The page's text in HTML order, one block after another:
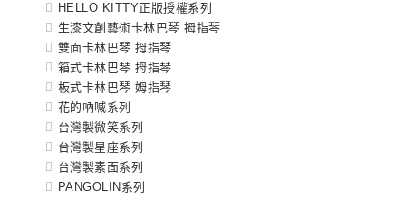
HELLO KITTY正版授權系列
生漆文創藝術卡林巴琴 拇指琴
雙面卡林巴琴 拇指琴
箱式卡林巴琴 拇指琴
板式卡林巴琴 姆指琴
花的吶喊系列
台灣製微笑系列
台灣製星座系列
台灣製素面系列
PANGOLIN系列